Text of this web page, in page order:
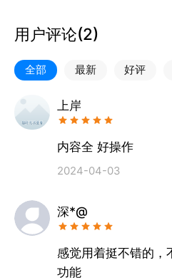
医学考研，法硕考研，米考
考试类APP，为用户提供包
料、练习服务等备考方案。
本应用包含：2000年06月-
听力，英语六级真题听力包
听力和复合式听写四项。每
听力原文并提供的权威详解
试助力！
本应用不仅内容充实，而且
可以灵活设置显示字体，而
获得完美学习体验。
用户评论(2)
全部 最新 好评
上岸
内容全 好操作
2024-04-03
深*@
感觉用着挺不错的，
功能